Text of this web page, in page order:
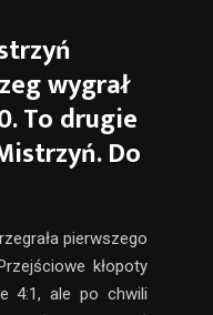
wygrał
To drugie
Do
pierwszego
kłopoty
4:1, ale po chwili